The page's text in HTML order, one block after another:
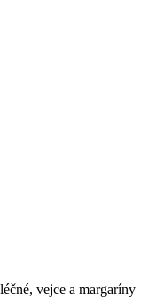
vejce a margaríny